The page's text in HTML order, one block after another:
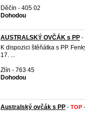
Děčín - 405 02
Dohodou
AUSTRALSKÝ OVČÁK s PP -
K dispozici štěňátka s PP.
17. ...
Zlín - 763 45
Dohodou
Australský ovčák s PP - TOP